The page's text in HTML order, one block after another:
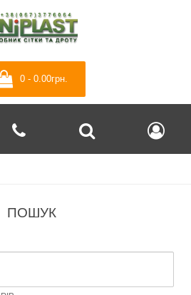
0 - 0.00грн.
ПОШУК